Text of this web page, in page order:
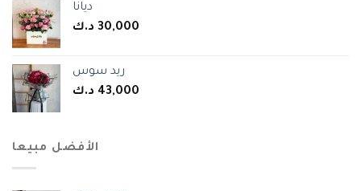
ديانا
30,000 د.ك
ريد سوس
43,000 د.ك
الأفضل مبيعا